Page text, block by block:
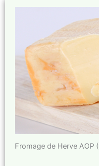
Fromage de Herve AOP